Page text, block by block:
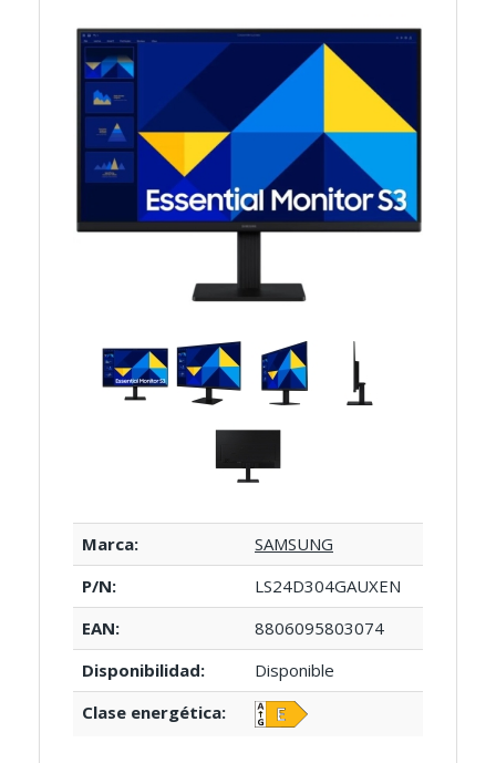
Marca:
SAMSUNG
P/N:
LS24D304GAUXEN
EAN:
8806095803074
Disponibilidad:
Disponible
Clase energética: